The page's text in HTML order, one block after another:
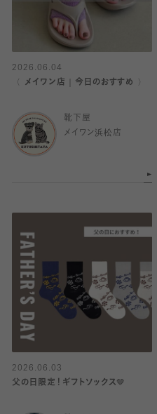
2026.06.04
〈 メイワン店｜今日のおすすめ 〉
靴下屋
メイワン浜松店
2026.06.03
父の日限定！ギフトソックス🤎